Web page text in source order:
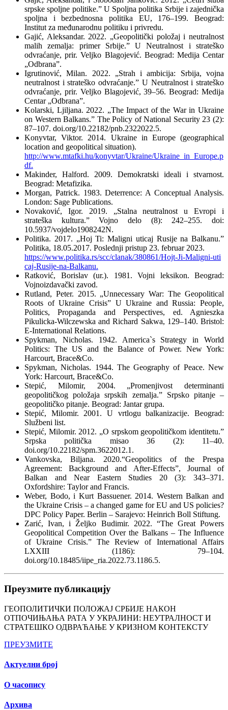
srpske spoljne politike.” U Spoljna politika Srbije i zajednička
spoljna i bezbednosna politika EU, 176–199. Beograd:
Institut za međunarodnu politiku i privredu.
Gajić, Aleksandar. 2022. „Geopolitički položaj i neutralnost
malih zemalja: primer Srbije.” U Neutralnost i strateško
odvraćanje, prir. Veljko Blagojević. Beograd: Medija Centar
„Odbranaˮ.
Igrutinović, Milan. 2022. „Strah i ambicija: Srbija, vojna
neutralnost i strateško odvraćanje.” U Neutralnost i strateško
odvraćanje, prir. Veljko Blagojević, 39–56. Beograd: Medija
Centar „Odbranaˮ.
Kolarski, Ljiljana. 2022. „The Impact of the War in Ukraine
on Western Balkans.” The Policy of National Security 23 (2):
87–107. doi.org/10.22182/pnb.2322022.5.
Konyvtar, Viktor. 2014. Ukraine in Europe (geographical
location and geopolitical situation).
http://www.mtafki.hu/konyvtar/Ukraine/Ukraine_in_Europe.p
df.
Makinder, Halford. 2009. Demokratski ideali i stvarnost.
Beograd: Metafizika.
Morgan, Patrick. 1983. Deterrence: A Conceptual Analysis.
London: Sage Publications.
Novaković, Igor. 2019. „Stalna neutralnost u Evropi i
strateška kultura.” Vojno delo (8): 242–255. doi:
10.5937/vojdelo1908242N.
Politika. 2017. „Hoj Ti: Maligni uticaj Rusije na Balkanu.”
Politika, 18.05.2017. Poslednji pristup 23. februar 2023.
https://www.politika.rs/scc/clanak/380861/Hojt-Ji-Maligni-uti
caj-Rusije-na-Balkanu.
Ratković, Borislav (ur.). 1981. Vojni leksikon. Beograd:
Vojnoizdavački zavod.
Rutland, Peter. 2015. „Unnecessary War: The Geopolitical
Roots of Ukraine Crisis” U Ukraine and Russia: People,
Politics, Propaganda and Perspectives, ed. Agnieszka
Pikulicka-Wilczewska and Richard Sakwa, 129–140. Bristol:
E-International Relations.
Spykman, Nicholas. 1942. America`s Strategy in World
Politics: The US and the Balance of Power. New York:
Harcourt, Brace&Co.
Spykman, Nicholas. 1944. The Geography of Peace. New
York: Harcourt, Brace&Co.
Stepić, Milomir, 2004. „Promenjivost determinanti
geopolitičkog položaja srpskih zemalja.” Srpsko pitanje –
geopolitičko pitanje. Beograd: Jantar grupa.
Stepić, Milomir. 2001. U vrtlogu balkanizacije. Beograd:
Službeni list.
Stepić, Milomir. 2012. „O srpskom geopolitičkom identitetu.”
Srpska politička misao 36 (2): 11–40.
doi.org/10.22182/spm.3622012.1.
Vankovska, Biljana. 2020.“Geopolitics of the Prespa
Agreement: Background and After-Effects”, Journal of
Balkan and Near Eastern Studies 20 (3): 343–371.
Oxfordshire: Taylor and Francis.
Weber, Bodo, i Kurt Bassuener. 2014. Western Balkan and
the Ukraine Crisis – a changed game for EU and US policies?
DPC Policy Paper. Berlin – Sarajevo: Heinrich Boll Stiftung.
Zarić, Ivan, i Željko Budimir. 2022. “The Great Powers
Geopolitical Competition Over the Balkans – The Influence
of Ukraine Crisis.” The Review of International Affairs
LXXIII (1186): 79–104.
doi.org/10.18485/iipe_ria.2022.73.1186.5.
Преузмите публикацију
ГЕОПОЛИТИЧКИ ПОЛОЖАЈ СРБИЈЕ НАКОН
ОТПОЧИЊАЊА РАТА У УКРАЈИНИ: НЕУТРАЛНОСТ И
СТРАТЕШКО ОДВРАЋАЊЕ У КРИЗНОМ КОНТЕКСТУ
ПРЕУЗМИТЕ
Актуелни број
О часопису
Архива